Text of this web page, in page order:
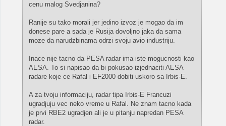
cenu malog Svedjanina?
Ranije su tako morali jer jedino izvoz je mogao da im
donese pare a sada je Rusija dovoljno jaka da sama
moze da narudzbinama odrzi svoju avio industriju.
Inace nije tacno da PESA radar ima iste mogucnosti kao
AESA. To si napisao da bi pokusao izjednaciti AESA
radare koje ce Rafal i EF2000 dobiti uskoro sa Irbis-E.
A za tvoju informaciju, radar tipa Irbis-E Francuzi
ugradjuju vec neko vreme u Rafal. Ne znam tacno kada
je prvi RBE2 ugradjen ali je u pitanju napredan PESA
radar.